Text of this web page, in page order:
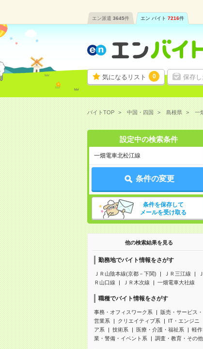
エン派遣 3645件 エン バイト 7216件
気になるリスト 0 保存
バイトTOP 中国・四国 島根県 一
設定中の検索条件
一畑電車北松江線
条件の変更
条件を保存して
メールを受け取る
他の検索結果を見る
勤務地でバイト情報をさがす
ＪＲ山陰本線(京都－下関) ＪＲ三江線
Ｊ
Ｒ山口線
ＪＲ木次線 一畑電車大社線
職種でバイト情報をさがす
事務・オフィスワーク系
販売・サービス・
営業系
クリエイティブ系
IT・エンジニ
ア系
技術系 医療・介護・福祉系
軽作
業・警備・イベント系
調査・教育・その他